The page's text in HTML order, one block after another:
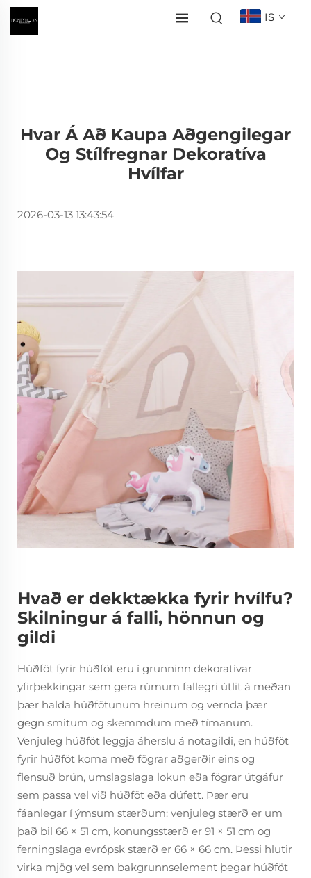
IS
Hvar Á Að Kaupa Aðgengilegar
Og Stílfregnar Dekoratíva
Hvílfar
2026-03-13 13:43:54
Hvað er dekktækka fyrir hvílfu?
Skilningur á falli, hönnun og
gildi
Húðföt fyrir húðföt eru í grunninn dekoratívar
yfirþekkingar sem gera rúmum fallegri útlit á meðan
þær halda húðfötunum hreinum og vernda þær
gegn smitum og skemmdum með tímanum.
Venjuleg húðföt leggja áherslu á notagildi, en húðföt
fyrir húðföt koma með fögrar aðgerðir eins og
flensuð brún, umslagslaga lokun eða fögrar útgáfur
sem passa vel við húðföt eða dúfett. Þær eru
fáanlegar í ýmsum stærðum: venjuleg stærð er um
það bil 66 × 51 cm, konungsstærð er 91 × 51 cm og
ferningslaga evrópsk stærð er 66 × 66 cm. Þessi hlutir
virka mjög vel sem bakgrunnselement þegar húðföt